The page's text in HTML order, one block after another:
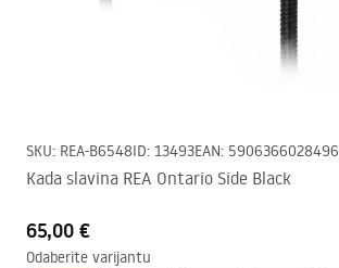
SKU: REA-B6548ID: 13493EAN: 5906366028496
Kada slavina REA Ontario Side Black
65,00 €
Odaberite varijantu